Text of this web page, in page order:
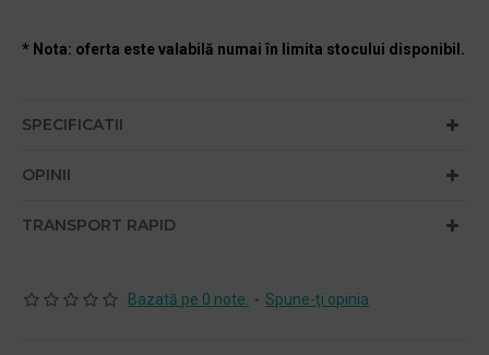
* Nota: oferta este valabilă numai în limita stocului disponibil.
SPECIFICATII
OPINII
TRANSPORT RAPID
Bazată pe 0 note. - Spune-ţi opinia